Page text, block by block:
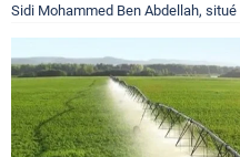
Sidi Mohammed Ben Abdellah,